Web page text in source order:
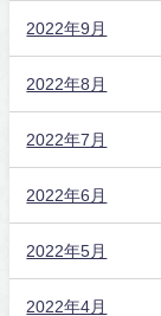
2022年9月
2022年8月
2022年7月
2022年6月
2022年5月
2022年4月